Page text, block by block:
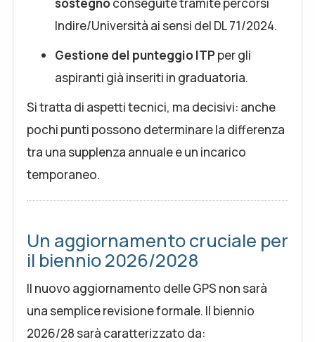
Indire/Università ai sensi del DL 71/2024.
Gestione del punteggio ITPper gli
aspiranti già inseriti in graduatoria.
Si tratta di aspetti tecnici, ma decisivi: anche
pochi punti possono determinare la differenza
tra una supplenza annuale e un incarico
temporaneo.
Un aggiornamento cruciale per
il biennio 2026/2028
Il nuovo aggiornamento delle GPS non sarà
una semplice revisione formale. Il biennio
2026/28 sarà caratterizzato da: